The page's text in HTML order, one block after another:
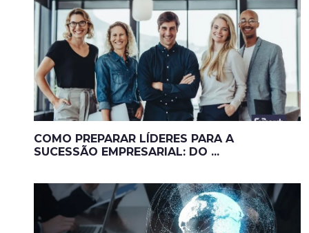
COMO PREPARAR LÍDERES PARA A
SUCESSÃO EMPRESARIAL: DO ...